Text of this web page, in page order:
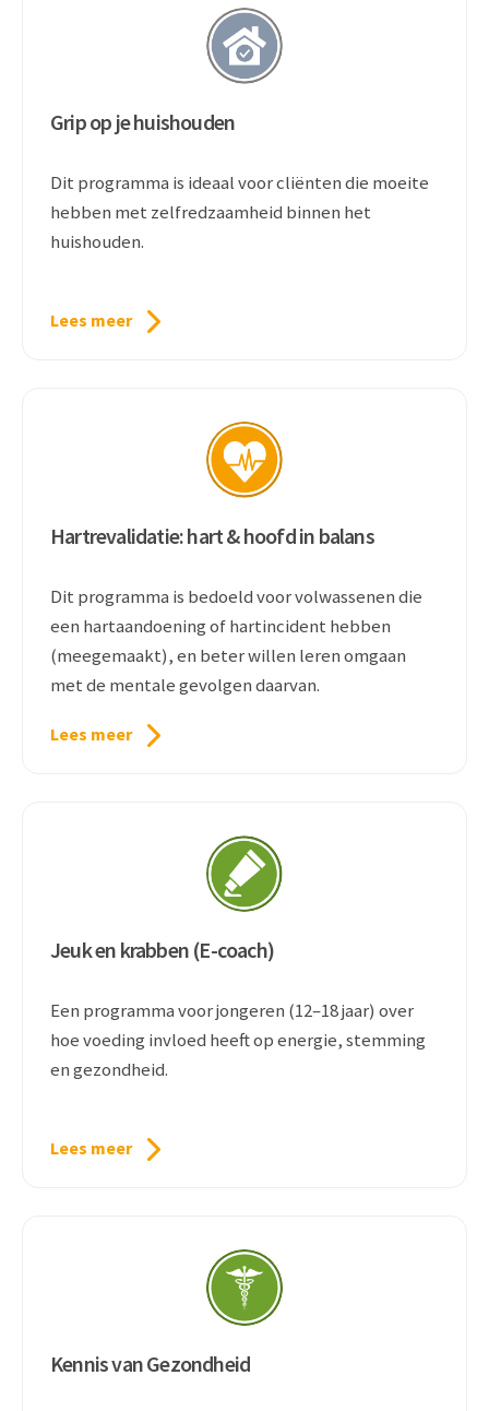
Grip op je huishouden
Dit programma is ideaal voor cliënten die moeite
hebben met zelfredzaamheid binnen het
huishouden.
Lees meer
Hartrevalidatie: hart & hoofd in balans
Dit programma is bedoeld voor volwassenen die
een hartaandoening of hartincident hebben
(meegemaakt), en beter willen leren omgaan
met de mentale gevolgen daarvan.
Lees meer
Jeuk en krabben (E-coach)
Een programma voor jongeren (12–18 jaar) over
hoe voeding invloed heeft op energie, stemming
en gezondheid.
Lees meer
Kennis van Gezondheid